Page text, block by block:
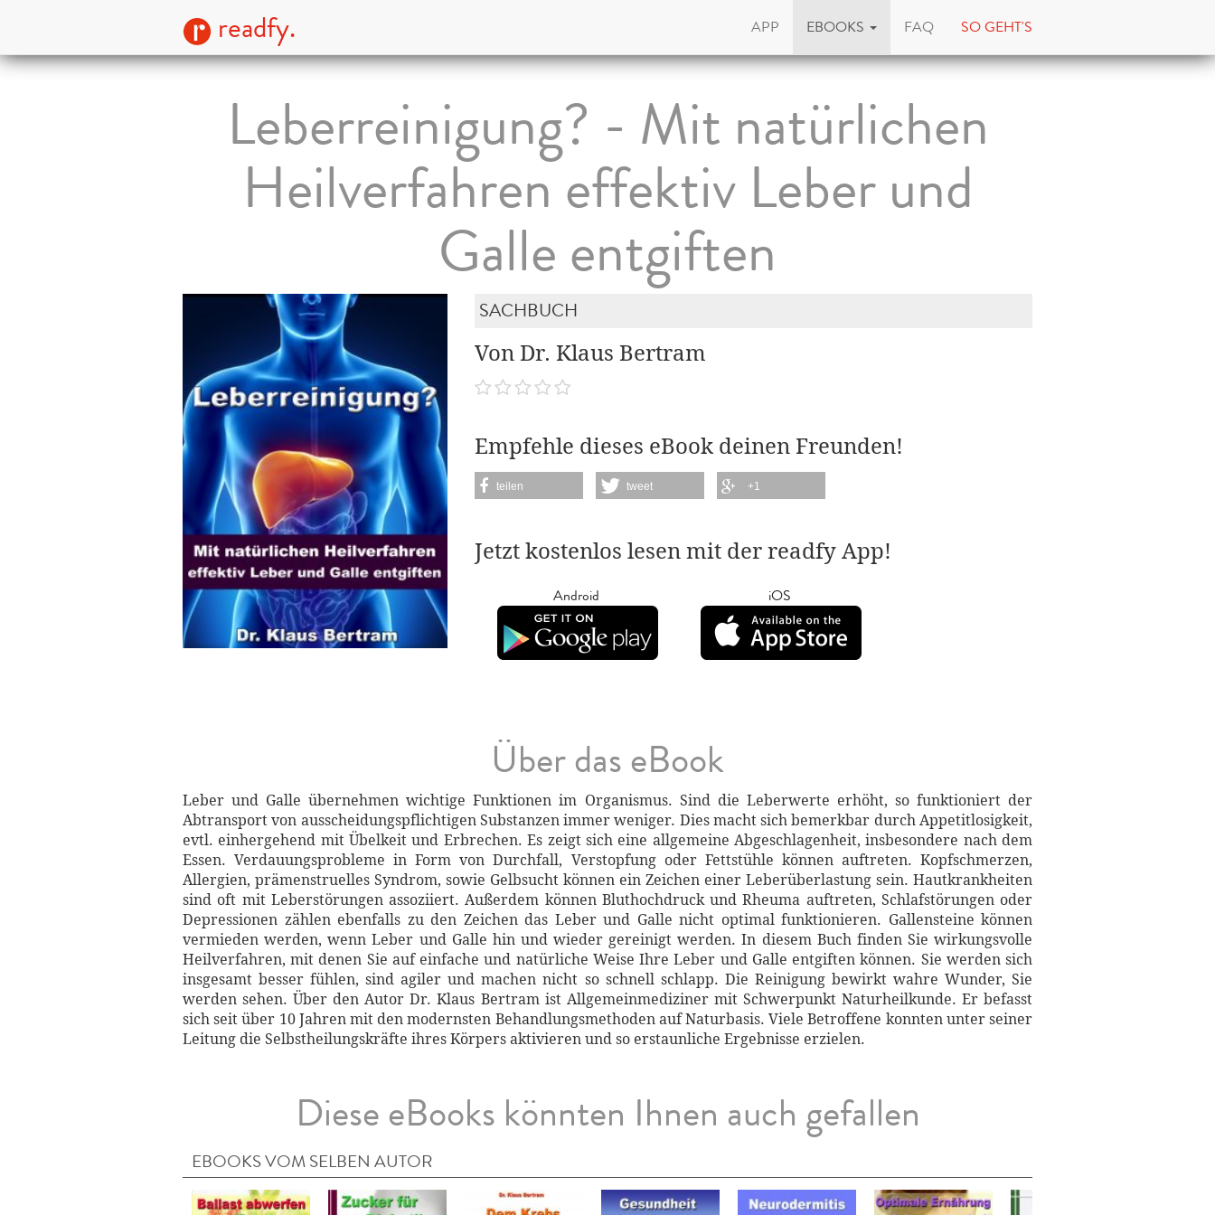
readfy. APP EBOOKS FAQ SO GEHT'S
Leberreinigung? - Mit natürlichen
Heilverfahren effektiv Leber und
Galle entgiften
SACHBUCH
Von Dr. Klaus Bertram
Empfehle dieses eBook deinen Freunden!
teilen tweet +1
Jetzt kostenlos lesen mit der readfy App!
Android iOS
Über das eBook
Leber und Galle übernehmen wichtige Funktionen im Organismus. Sind die Leberwerte erhöht, so funktioniert der
Abtransport von ausscheidungspflichtigen Substanzen immer weniger. Dies macht sich bemerkbar durch Appetitlosigkeit,
evtl. einhergehend mit Übelkeit und Erbrechen. Es zeigt sich eine allgemeine Abgeschlagenheit, insbesondere nach dem
Essen. Verdauungsprobleme in Form von Durchfall, Verstopfung oder Fettstühle können auftreten. Kopfschmerzen,
Allergien, prämenstruelles Syndrom, sowie Gelbsucht können ein Zeichen einer Leberüberlastung sein. Hautkrankheiten
sind oft mit Leberstörungen assoziiert. Außerdem können Bluthochdruck und Rheuma auftreten, Schlafstörungen oder
Depressionen zählen ebenfalls zu den Zeichen das Leber und Galle nicht optimal funktionieren. Gallensteine können
vermieden werden, wenn Leber und Galle hin und wieder gereinigt werden. In diesem Buch finden Sie wirkungsvolle
Heilverfahren, mit denen Sie auf einfache und natürliche Weise Ihre Leber und Galle entgiften können. Sie werden sich
insgesamt besser fühlen, sind agiler und machen nicht so schnell schlapp. Die Reinigung bewirkt wahre Wunder, Sie
werden sehen. Über den Autor Dr. Klaus Bertram ist Allgemeinmediziner mit Schwerpunkt Naturheilkunde. Er befasst
sich seit über 10 Jahren mit den modernsten Behandlungsmethoden auf Naturbasis. Viele Betroffene konnten unter seiner
Leitung die Selbstheilungskräfte ihres Körpers aktivieren und so erstaunliche Ergebnisse erzielen.
Diese eBooks könnten Ihnen auch gefallen
EBOOKS VOM SELBEN AUTOR